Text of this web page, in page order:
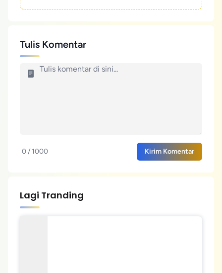
Tulis Komentar
0 / 1000 Kirim Komentar
Lagi Tranding